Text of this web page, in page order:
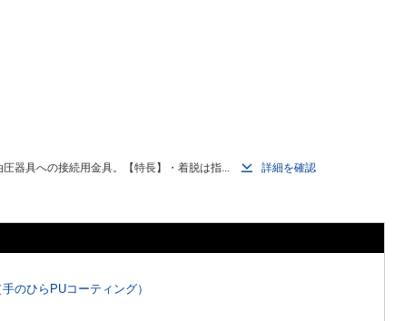
器具への接続用金具。【特長】・着脱は指...
詳細を確認
のひらPUコーティング）